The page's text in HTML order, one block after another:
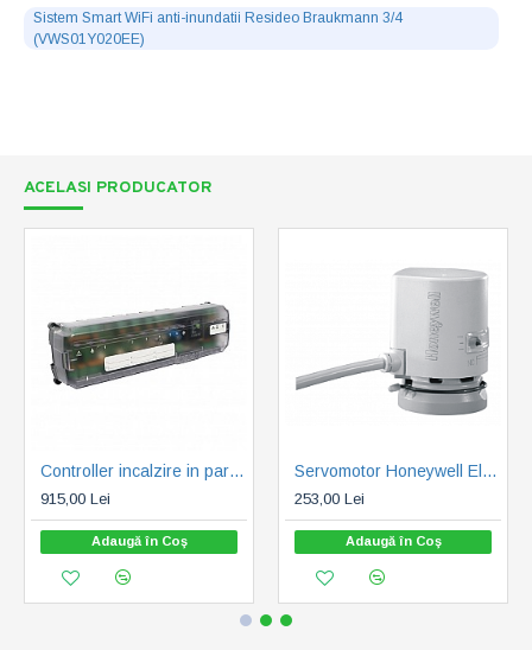
Sistem Smart WiFi anti-inundatii Resideo Braukmann 3/4
(VWS01Y020EE)
ACELASI PRODUCATOR
Controller incalzire in pardoseala Honeywell HCE20M1003
915,00 Lei
Adaugă în Coş
Servomotor Honeywell Electric MT4-230-NC, 90n,alimentare 230V (4019837107307)
253,00 Lei
Adaugă în Coş